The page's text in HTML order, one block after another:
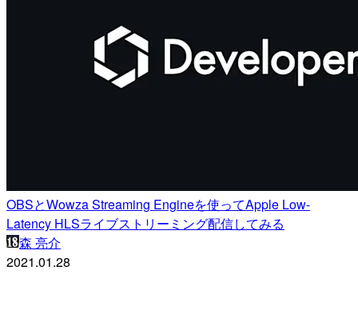
OBSとWowza Streaming Engineを使ってApple Low-
Latency HLSライブストリーミング配信してみる
森 亮介
2021.01.28